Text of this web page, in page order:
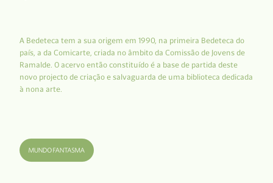
A Bedeteca tem a sua origem em 1990, na primeira Bedeteca do
país, a da Comicarte, criada no âmbito da Comissão de Jovens de
Ramalde. O acervo então constituído é a base de partida deste
novo projecto de criação e salvaguarda de uma biblioteca dedicada
à nona arte.